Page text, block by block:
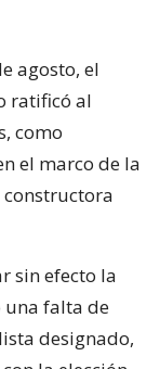
agosto, el
ratificó al
como
el marco de la
sin efecto la
una falta de
designado,